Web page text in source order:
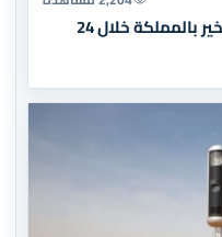
في عز الصيف.. مقاييس أمطار الخير بالمملكة خلال 24